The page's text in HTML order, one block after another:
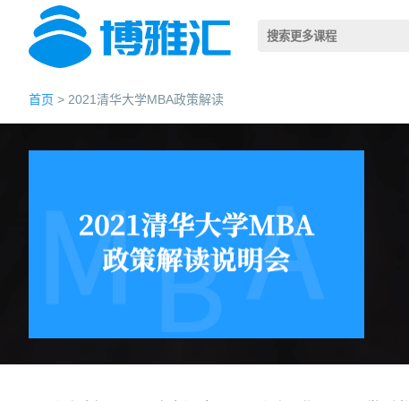
首页 > 2021清华大学MBA政策解读